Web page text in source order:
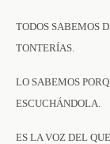
TODOS SABEMOS
TONTERÍAS.
LO SABEMOS
ESCUCHÁNDOLA.
ES LA VOZ DEL